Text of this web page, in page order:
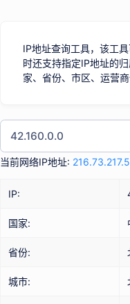
IP地址查询工具，该工
时还支持指定IP地址的
家、省份、市区、运营商
当前网络IP地址:
IP:
国家:
省份:
城市: